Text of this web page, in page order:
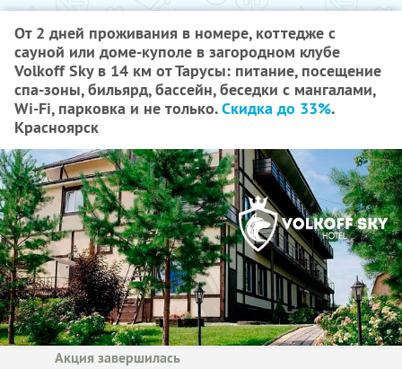
От 2 дней проживания в номере, коттедже с
сауной или доме-куполе в загородном клубе
Volkoff Sky в 14 км от Тарусы: питание, посещение
спа-зоны, бильярд, бассейн, беседки с мангалами,
Wi-Fi, парковка и не только.Скидка до 33%.
Красноярск
Акция завершилась